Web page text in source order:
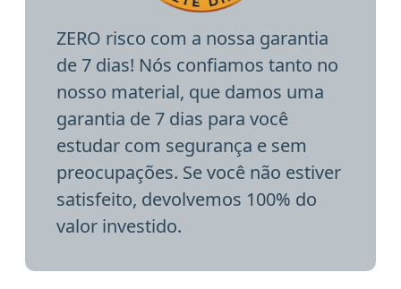
ZERO risco com a nossa garantia
de 7 dias! Nós confiamos tanto no
nosso material, que damos uma
garantia de 7 dias para você
estudar com segurança e sem
preocupações. Se você não estiver
satisfeito, devolvemos 100% do
valor investido.